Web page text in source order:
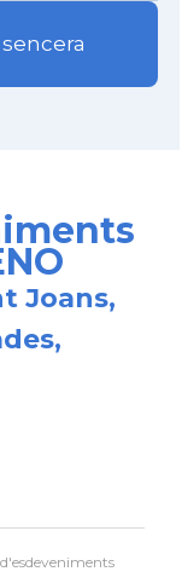
als Estats
Boston
Chicago
Joans,